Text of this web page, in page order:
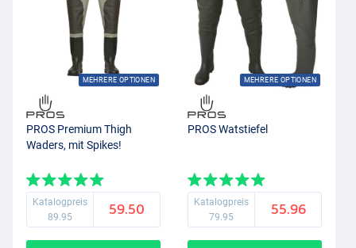
MEHRERE OPTIONEN
PROS Premium Thigh
Waders, mit Spikes!
Katalogpreis
89.95
59.50
MEHRERE OPTIONEN
PROS Watstiefel
Katalogpreis
79.95
55.96